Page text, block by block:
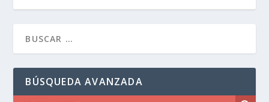
BÚSQUEDA AVANZADA